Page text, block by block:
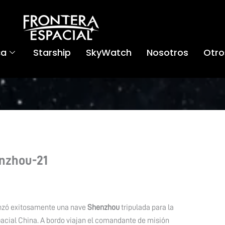
Starship SkyWatch Nosotros
21
exitosamente una nave Shenzhoutripulada para la
China. A bordo viajan el comandante de misión